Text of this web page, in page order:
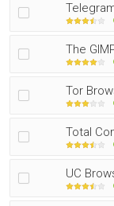
The
Tor
Total
UC